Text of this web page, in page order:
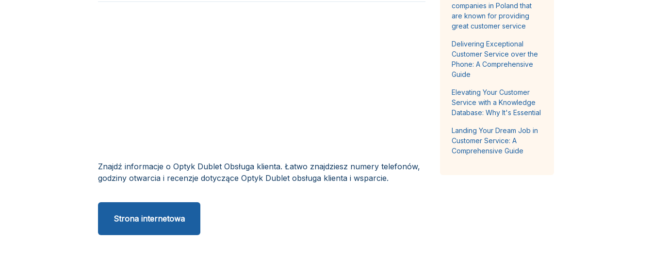
Znajdź informacje o Optyk Dublet Obsługa klienta. Łatwo znajdziesz numery telefonów,
godziny otwarcia i recenzje dotyczące Optyk Dublet obsługa klienta i wsparcie.
Strona internetowa
companies in Poland that
are known for providing
great customer service
Delivering Exceptional
Customer Service over the
Phone: A Comprehensive
Guide
Elevating Your Customer
Service with a Knowledge
Database: Why It's Essential
Landing Your Dream Job in
Customer Service: A
Comprehensive Guide